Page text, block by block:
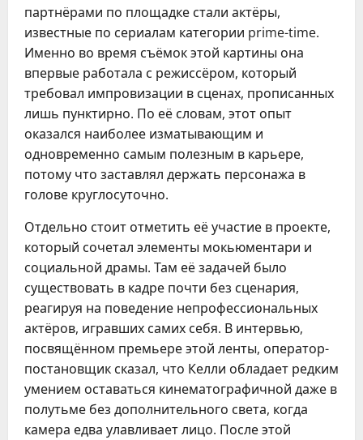
партнёрами по площадке стали актёры,
известные по сериалам категории prime-time.
Именно во время съёмок этой картины она
впервые работала с режиссёром, который
требовал импровизации в сценах, прописанных
лишь пунктирно. По её словам, этот опыт
оказался наиболее изматывающим и
одновременно самым полезным в карьере,
потому что заставлял держать персонажа в
голове круглосуточно.
Отдельно стоит отметить её участие в проекте,
который сочетал элементы мокьюментари и
социальной драмы. Там её задачей было
существовать в кадре почти без сценария,
реагируя на поведение непрофессиональных
актёров, игравших самих себя. В интервью,
посвящённом премьере этой ленты, оператор-
постановщик сказал, что Келли обладает редким
умением оставаться кинематографичной даже в
полутьме без дополнительного света, когда
камера едва улавливает лицо. После этой